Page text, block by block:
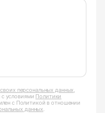
персональных данных,
с условиями Политики
с Политикой в отношении
данных.